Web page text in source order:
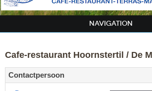
NAVIGATION
Cafe-restaurant Hoornstertil / De
Contactpersoon